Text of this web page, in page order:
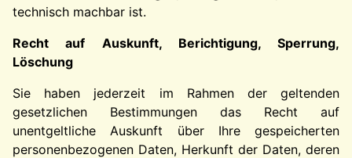
technisch machbar ist.
Recht auf Auskunft, Berichtigung, Sperrung,
Löschung
Sie haben jederzeit im Rahmen der geltenden
gesetzlichen Bestimmungen das Recht auf
unentgeltliche Auskunft über Ihre gespeicherten
personenbezogenen Daten, Herkunft der Daten, deren